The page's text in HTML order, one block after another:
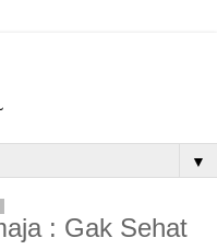
▼
: Gak Sehat